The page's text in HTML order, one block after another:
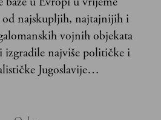
najskupljih, najtajnijih i
vojnih objekata
izgradile najviše političke i
Jugoslavije…